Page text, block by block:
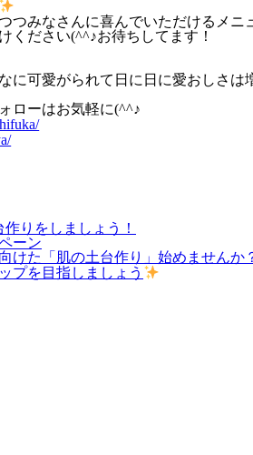
つみなさんに喜んでいただけるメニ
ください(^^♪お待ちしてます！
可愛がられて日に日に愛おしさは
ローはお気軽に(^^♪
りをしましょう！
ーン
けた「肌の土台作り」始めませんか
プを目指しましょう